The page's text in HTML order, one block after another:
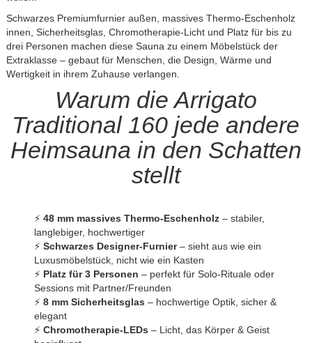
Schwarzes Premiumfurnier außen, massives Thermo-Eschenholz
innen, Sicherheitsglas, Chromotherapie-Licht und Platz für bis zu
drei Personen machen diese Sauna zu einem Möbelstück der
Extraklasse – gebaut für Menschen, die Design, Wärme und
Wertigkeit in ihrem Zuhause verlangen.
Warum die Arrigato
Traditional 160 jede andere
Heimsauna in den Schatten
stellt
⚡ 48 mm massives Thermo-Eschenholz– stabiler,
langlebiger, hochwertiger
⚡ Schwarzes Designer-Furnier– sieht aus wie ein
Luxusmöbelstück, nicht wie ein Kasten
⚡ Platz für 3 Personen – perfekt für Solo-Rituale oder
Sessions mit Partner/Freunden
⚡ 8 mm Sicherheitsglas – hochwertige Optik, sicher &
elegant
⚡ Chromotherapie-LEDs – Licht, das Körper & Geist